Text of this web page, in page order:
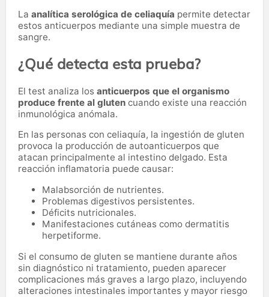
La analítica serológica de celiaquía permite detectar
estos anticuerpos mediante una simple muestra de
sangre.
¿Qué detecta esta prueba?
El test analiza los anticuerpos que el organismo
produce frente al gluten cuando existe una reacción
inmunológica anómala.
En las personas con celiaquía, la ingestión de gluten
provoca la producción de autoanticuerpos que
atacan principalmente al intestino delgado. Esta
reacción inflamatoria puede causar:
Malabsorción de nutrientes.
Problemas digestivos persistentes.
Déficits nutricionales.
Manifestaciones cutáneas como dermatitis
herpetiforme.
Si el consumo de gluten se mantiene durante años
sin diagnóstico ni tratamiento, pueden aparecer
complicaciones más graves a largo plazo, incluyendo
alteraciones intestinales importantes y mayor riesgo